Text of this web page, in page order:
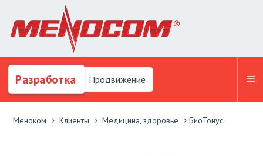
Разработка Продвижение
Меноком Клиенты Медицина, здоровье БиоТонус